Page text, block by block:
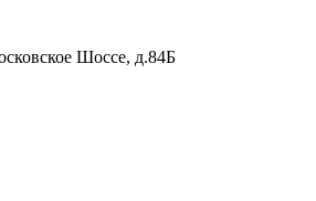
Шоссе, д.84Б